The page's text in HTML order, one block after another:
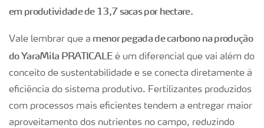
em produtividade de 13,7 sacas por hectare.
Vale lembrar que a menor pegada de carbono na produção
do YaraMila PRATICALE é um diferencial que vai além do
conceito de sustentabilidade e se conecta diretamente à
eficiência do sistema produtivo. Fertilizantes produzidos
com processos mais eficientes tendem a entregar maior
aproveitamento dos nutrientes no campo, reduzindo